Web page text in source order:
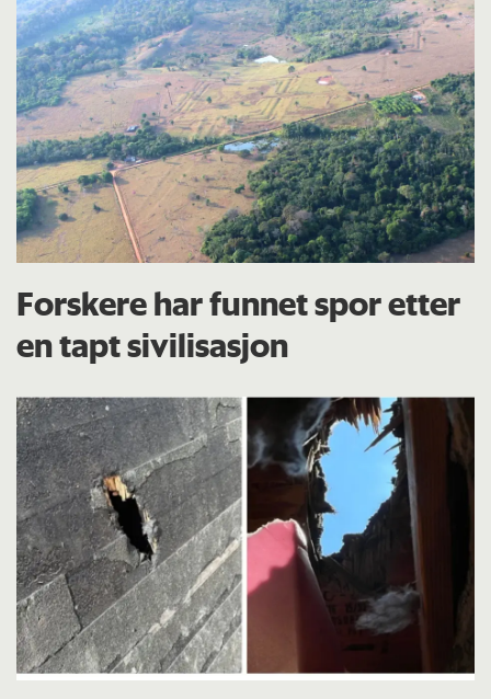
Forskere har funnet spor etter
en tapt sivilisasjon